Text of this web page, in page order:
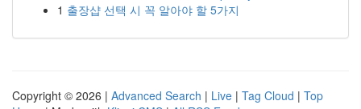
1 출장샵 선택 시 꼭 알아야 할 5가지
Copyright © 2026 | Advanced Search | Live | Tag Cloud | Top